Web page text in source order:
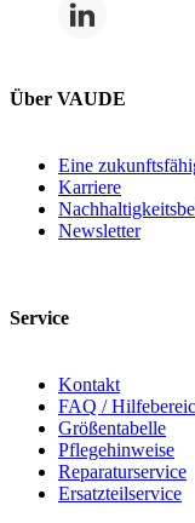
Über VAUDE
Eine
Karriere
Newsletter
Service
Kontakt
FAQ /
Größentabelle
Pflegehinweise
Reparaturservice
Ersatzteilservice